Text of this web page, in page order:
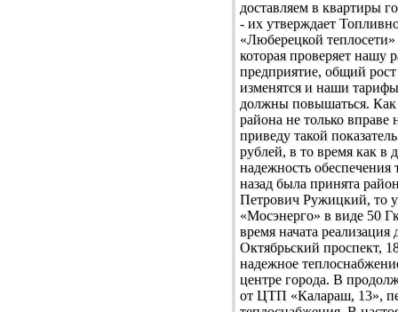
доставляем в квартиры
- их утверждает
«Люберецкой
которая проверяет нашу
предприятие, общий рост
изменятся и наши
должны повышаться. Как
района не только
приведу такой
рублей, в то время как в
надежность
назад была принята
Петрович Ружицкий, то
«Мосэнерго» в виде 50
время начата
Октябрьский проспект,
надежное
центре города. В
от ЦТП «Калараш, 13»,